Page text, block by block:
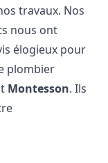
travaux. Nos
nous ont
élogieux pour
plombier
Montesson. Ils